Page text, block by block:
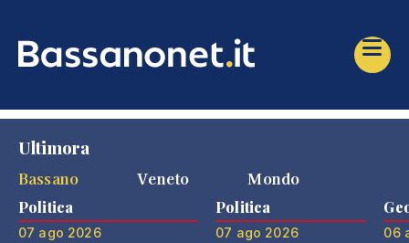
Ultimora
Bassano
Veneto Mondo
Politica
07 ago 2026
Politica
07 ago 2026 06